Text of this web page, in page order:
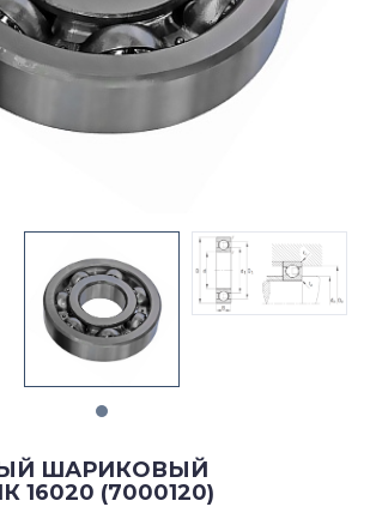
ШАРИКОВЫЙ
(7000120)